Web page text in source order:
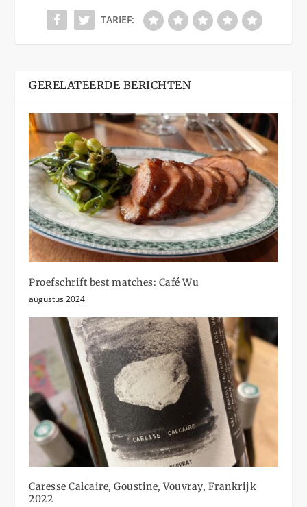
TARIEF:
GERELATEERDE BERICHTEN
Proefschrift best matches: Café Wu
augustus 2024
Caresse Calcaire, Goustine, Vouvray, Frankrijk
2022